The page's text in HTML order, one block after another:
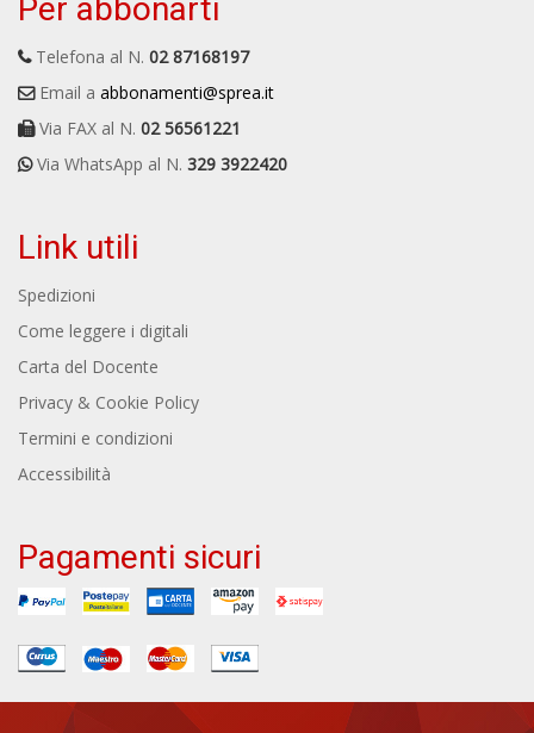
Per abbonarti
Telefona al N. 02 87168197
Email a abbonamenti@sprea.it
Via FAX al N. 02 56561221
Via WhatsApp al N. 329 3922420
Link utili
Spedizioni
Come leggere i digitali
Carta del Docente
Privacy & Cookie Policy
Termini e condizioni
Accessibilità
Pagamenti sicuri